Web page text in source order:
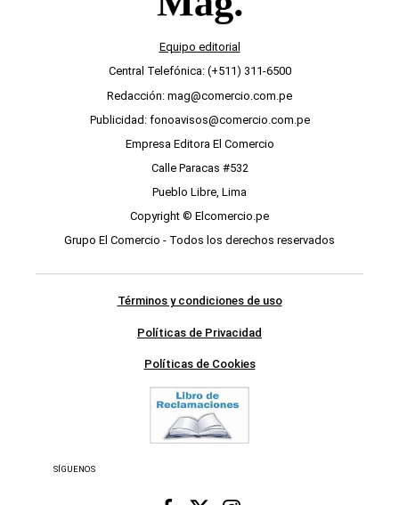
Equipo editorial
Central Telefónica: (+511) 311-6500
Redacción: mag@comercio.com.pe
Publicidad: fonoavisos@comercio.com.pe
Empresa Editora El Comercio
Calle Paracas #532
Pueblo Libre, Lima
Copyright © Elcomercio.pe
Grupo El Comercio - Todos los derechos reservados
Términos y condiciones de uso
Políticas de Privacidad
Políticas de Cookies
SÍGUENOS